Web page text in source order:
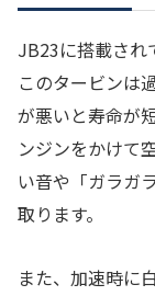
JB23に搭載され
このタービンは
が悪いと寿命が
ンジンをかけて
い音や「ガラガ
取ります。
また、加速時に